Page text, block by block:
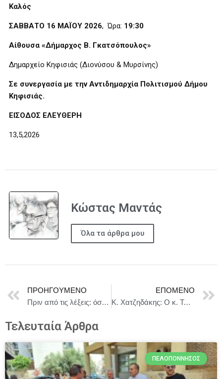
Καλός
ΣΑΒΒΑΤΟ 16 ΜΑΪΟΥ 2026, Ώρα: 19:30
Αίθουσα «Δήμαρχος Β. Γκατσόπουλος»
Δημαρχείο Κηφισιάς (Διονύσου & Μυρσίνης)
Σε συνεργασία με την Αντιδημαρχία Πολιτισμού Δήμου
Κηφισιάς.
ΕΙΣΟΔΟΣ ΕΛΕΥΘΕΡΗ
13,5,2026
Κώστας Μαντάς
Όλα τα άρθρα μου
ΠΡΟΗΓΟΎΜΕΝΟ
Πριν από τις λέξεις: όσα δεν λέγονται
ΕΠΌΜΕΝΟ
Κ. Χατζηδάκης: Ο κ. Τσίπρας επανέρχεται με τα ίδια στελέχη και τις ίδιες υποσχέσειςΚ. Χατζηδάκης: Ο κ. Τσίπρας επανέρχεται με τα ίδια στελέχη και τις ίδιες υποσχέσεις
Τελευταία Άρθρα
ΠΕΛΟΠΌΝΝΗΣΟΣ